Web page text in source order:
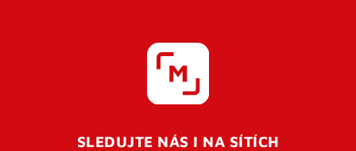
SLEDUJTE NÁS I NA SÍTÍCH